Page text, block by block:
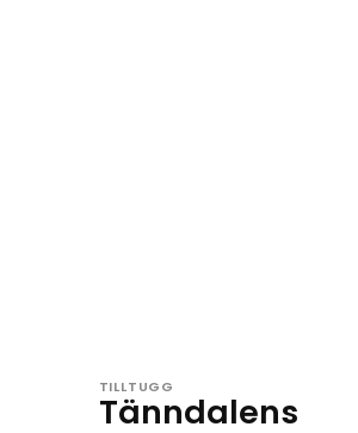
TILLTUGG
Tänndalens